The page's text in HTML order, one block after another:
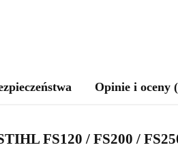
Opinie i oceny
FS120 / FS200 /